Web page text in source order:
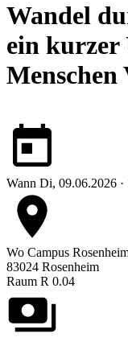
Wandel
ein kurzer
Menschen
Wann Di, 09.06.2026
Wo Campus
83024 Rosenheim
Raum R 0.04